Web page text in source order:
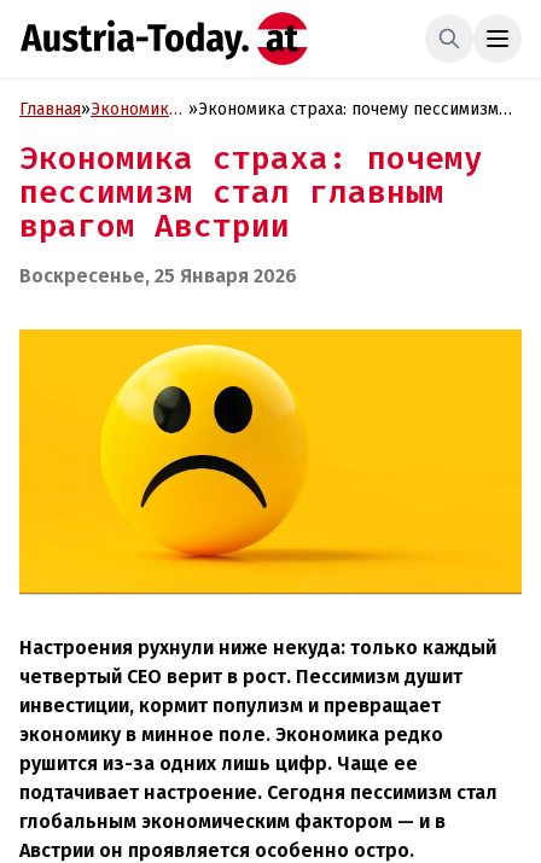
Главная»Экономика
»Экономика страха: почему пессимизм
Экономика страха: почему
пессимизм стал главным
врагом Австрии
Воскресенье, 25 Января 2026
Настроения рухнули ниже некуда: только каждый
четвертый CEO верит в рост. Пессимизм душит
инвестиции, кормит популизм и превращает
экономику в минное поле. Экономика редко
рушится из-за одних лишь цифр. Чаще ее
подтачивает настроение. Сегодня пессимизм стал
глобальным экономическим фактором — и в
Австрии он проявляется особенно остро.